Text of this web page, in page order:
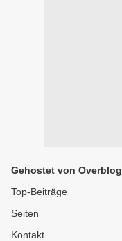
Gehostet von Overblog
Top-Beiträge
Seiten
Kontakt